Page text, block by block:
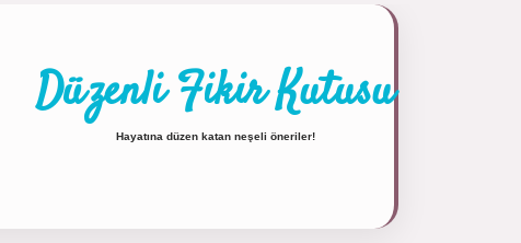
Düzenli Fikir Kutusu
Hayatına düzen katan neşeli öneriler!